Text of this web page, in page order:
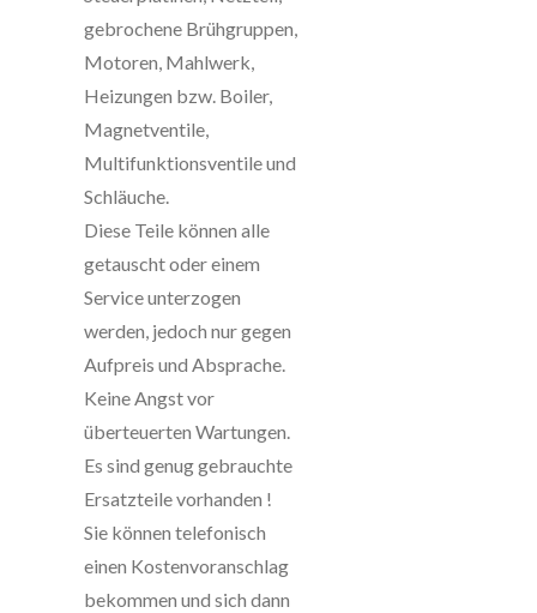
gebrochene Brühgruppen,
Motoren, Mahlwerk,
Heizungen bzw. Boiler,
Magnetventile,
Multifunktionsventile und
Schläuche.
Diese Teile können alle
getauscht oder einem
Service unterzogen
werden, jedoch nur gegen
Aufpreis und Absprache.
Keine Angst vor
überteuerten Wartungen.
Es sind genug gebrauchte
Ersatzteile vorhanden !
Sie können telefonisch
einen Kostenvoranschlag
bekommen und sich dann